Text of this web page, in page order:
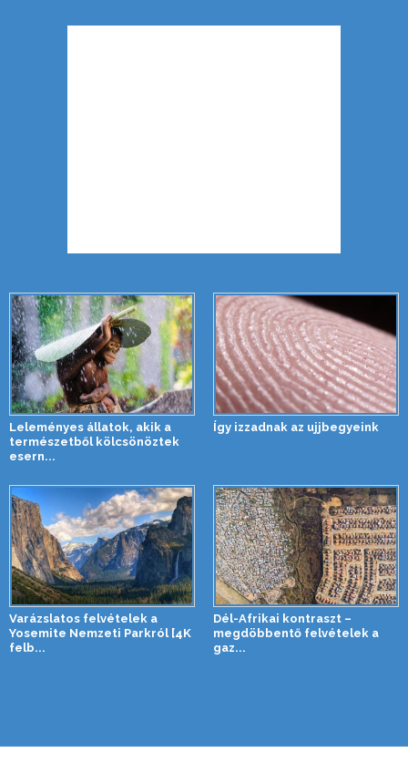
Leleményes állatok, akik a
természetből kölcsönöztek
esern...
Így izzadnak az ujjbegyeink
Varázslatos felvételek a
Yosemite Nemzeti Parkról [4K
felb...
Dél-Afrikai kontraszt –
megdöbbentő felvételek a
gaz...